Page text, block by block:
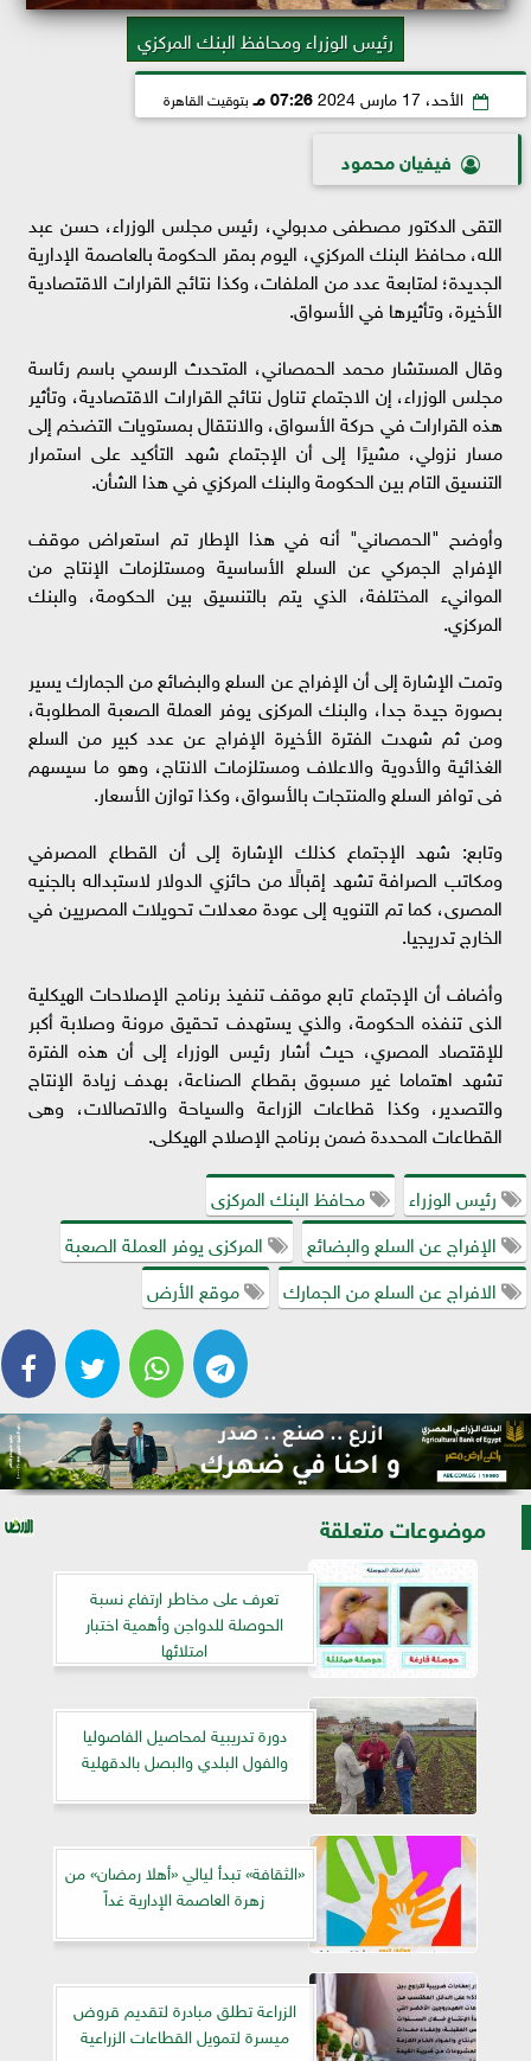
رئيس الوزراء ومحافظ البنك المركزي
الأحد، 17 مارس 2024 07:26 مـ بتوقيت القاهرة
فيفيان محمود
التقى الدكتور مصطفى مدبولي، رئيس مجلس الوزراء، حسن عبد
الله، محافظ البنك المركزي، اليوم بمقر الحكومة بالعاصمة الإدارية
الجديدة؛ لمتابعة عدد من الملفات، وكذا نتائج القرارات الاقتصادية
الأخيرة، وتأثيرها في الأسواق.
وقال المستشار محمد الحمصاني، المتحدث الرسمي باسم رئاسة
مجلس الوزراء، إن الاجتماع تناول نتائج القرارات الاقتصادية، وتأثير
هذه القرارات في حركة الأسواق، والانتقال بمستويات التضخم إلى
مسار نزولي، مشيرًا إلى أن الإجتماع شهد التأكيد على استمرار
التنسيق التام بين الحكومة والبنك المركزي في هذا الشأن.
وأوضح "الحمصاني" أنه في هذا الإطار تم استعراض موقف
الإفراج الجمركي عن السلع الأساسية ومستلزمات الإنتاج من
الموانيء المختلفة، الذي يتم بالتنسيق بين الحكومة، والبنك
المركزي.
وتمت الإشارة إلى أن الإفراج عن السلع والبضائع من الجمارك يسير
بصورة جيدة جدا، والبنك المركزى يوفر العملة الصعبة المطلوبة،
ومن ثم شهدت الفترة الأخيرة الإفراج عن عدد كبير من السلع
الغذائية والأدوية والاعلاف ومستلزمات الانتاج، وهو ما سيسهم
فى توافر السلع والمنتجات بالأسواق، وكذا توازن الأسعار.
وتابع: شهد الإجتماع كذلك الإشارة إلى أن القطاع المصرفي
ومكاتب الصرافة تشهد إقبالًا من حائزي الدولار لاستبداله بالجنيه
المصرى، كما تم التنويه إلى عودة معدلات تحويلات المصريين في
الخارج تدريجيا.
وأضاف أن الإجتماع تابع موقف تنفيذ برنامج الإصلاحات الهيكلية
الذى تنفذه الحكومة، والذي يستهدف تحقيق مرونة وصلابة أكبر
للإقتصاد المصري، حيث أشار رئيس الوزراء إلى أن هذه الفترة
تشهد اهتماما غير مسبوق بقطاع الصناعة، بهدف زيادة الإنتاج
والتصدير، وكذا قطاعات الزراعة والسياحة والاتصالات، وهى
القطاعات المحددة ضمن برنامج الإصلاح الهيكلى.
رئيس الوزراء
محافظ البنك المركزى
الإفراج عن السلع والبضائع
المركزى يوفر العملة الصعبة
الافراج عن السلع من الجمارك
موقع الأرض
موضوعات متعلقة
تعرف على مخاطر ارتفاع نسبة
الحوصلة للدواجن وأهمية اختبار
امتلائها
دورة تدريبية لمحاصيل الفاصوليا
والفول البلدي والبصل بالدقهلية
«الثقافة» تبدأ ليالي «أهلا رمضان» من
زهرة العاصمة الإدارية غداً
الزراعة تطلق مبادرة لتقديم قروض
ميسرة لتمويل القطاعات الزراعية